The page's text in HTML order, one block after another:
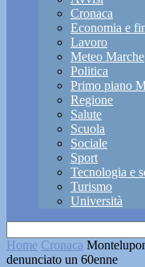
Cronaca
Economia e
Lavoro
Meteo Marche
Politica
Primo piano
Regione
Salute
Scuola
Sociale
Sport
Tecnologia e
Turismo
Università
Home Cronaca
denunciato un 60enne